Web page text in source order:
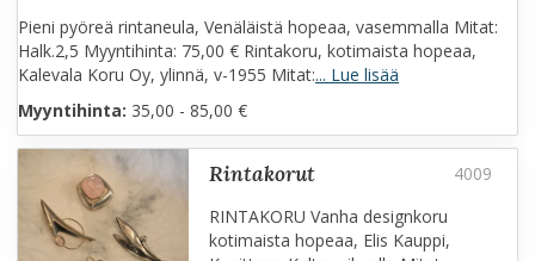
Pieni pyöreä rintaneula, Venäläistä hopeaa, vasemmalla Mitat:
Halk.2,5 Myyntihinta: 75,00 € Rintakoru, kotimaista hopeaa,
Kalevala Koru Oy, ylinnä, v-1955 Mitat:... Lue lisää
Myyntihinta: 35,00 - 85,00 €
rintakorut
RINTAKORU Vanha designkoru
kotimaista hopeaa, Elis Kauppi,